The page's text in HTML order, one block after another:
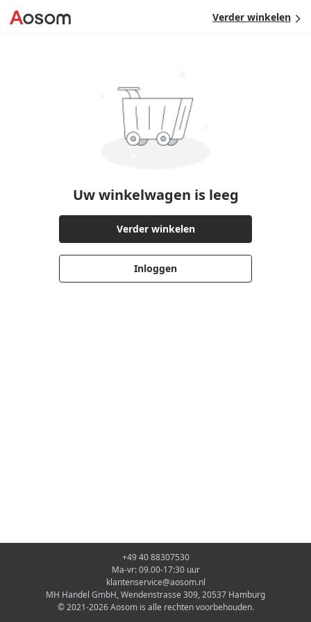
Verder winkelen
Uw winkelwagen is leeg
Verder winkelen
Inloggen
+49 40 88307530
Ma-vr: 09.00-17:30 uur
klantenservice@aosom.nl
MH Handel GmbH, Wendenstrasse 309, 20537 Hamburg
© 2021-2026 Aosom is alle rechten voorbehouden.